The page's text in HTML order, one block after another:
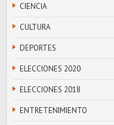
CIENCIA
CULTURA
DEPORTES
ELECCIONES 2020
ELECCIONES 2018
ENTRETENIMIENTO